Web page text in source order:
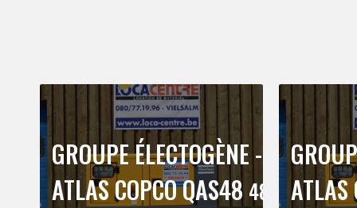
GROUPE ÉLECTOGÈNE -
ATLAS COPCO QAS48 48